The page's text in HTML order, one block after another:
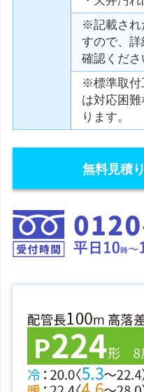
※記載され
すので、
確認くださ
※標準取付
は対応困
ります。
無料見積